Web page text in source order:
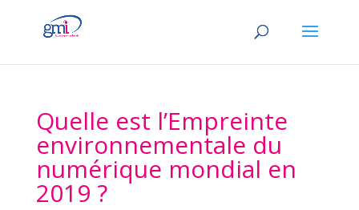
Quelle est l’Empreinte
environnementale du
numérique mondial en
2019 ?